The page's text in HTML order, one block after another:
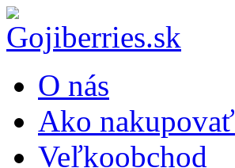
O nás
Ako nakupovať
Veľkoobchod